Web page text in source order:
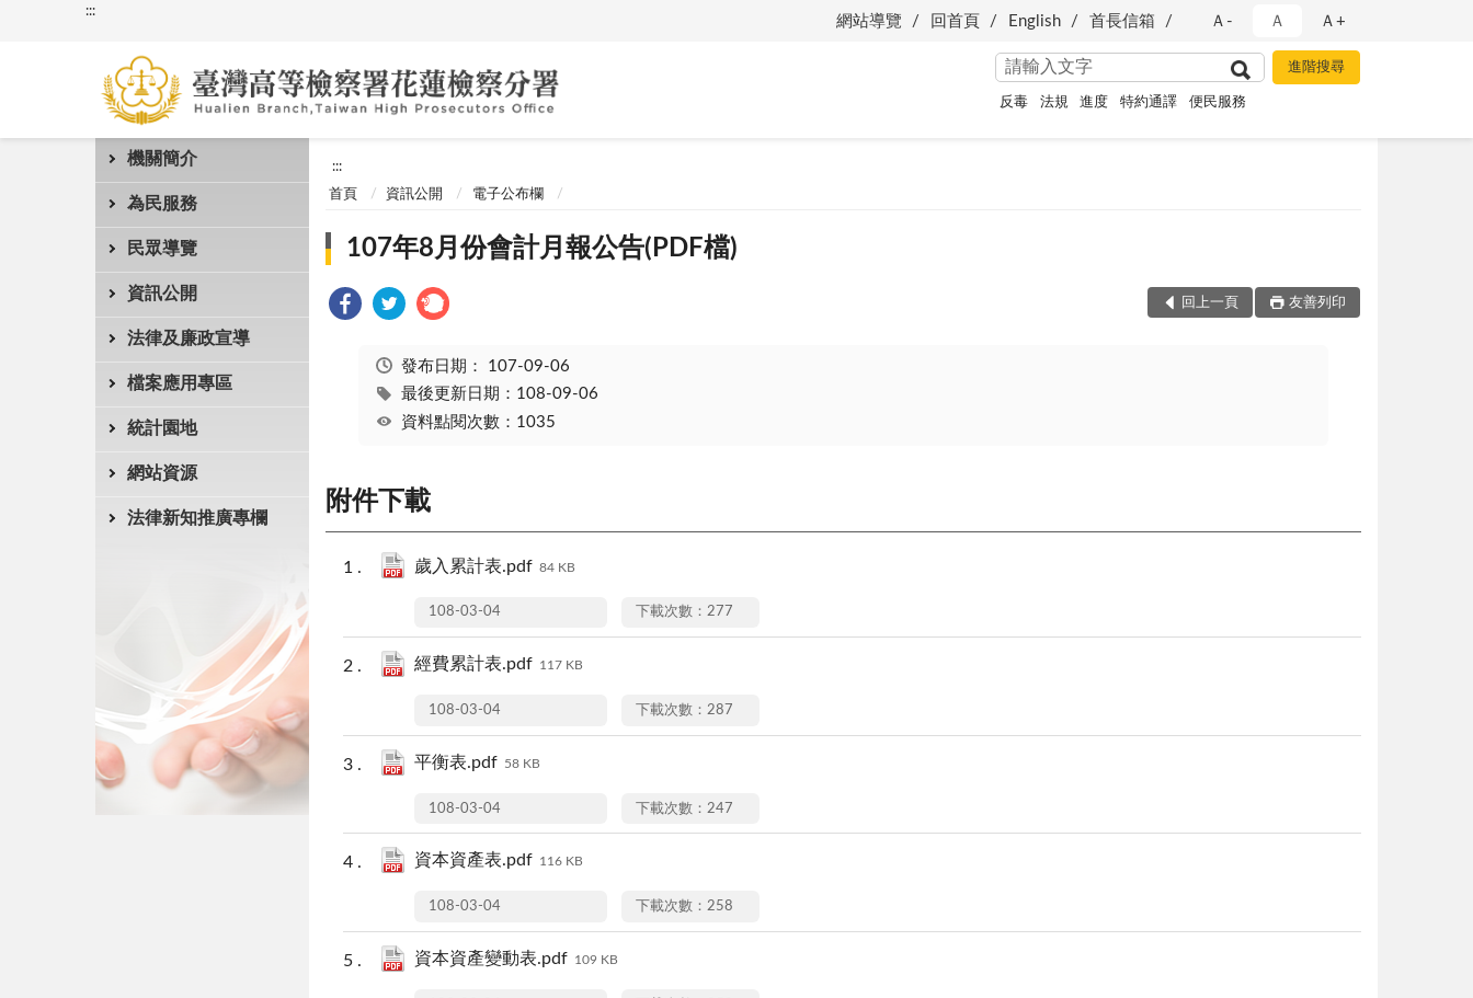
:::
網站導覽 回首頁 English 首長信箱 Ａ- Ａ Ａ+
反毒 法規 進度 特約通譯 便民服務
機關簡介
為民服務
民眾導覽
資訊公開
法律及廉政宣導
檔案應用專區
統計園地
網站資源
法律新知推廣專欄
:::
首頁 資訊公開 電子公布欄
107年8月份會計月報公告(PDF檔)
回上一頁 友善列印
發布日期： 107-09-06
最後更新日期：108-09-06
資料點閱次數：1035
附件下載
歲入累計表.pdf 84 KB
108-03-04 下載次數：277
經費累計表.pdf 117 KB
108-03-04 下載次數：287
平衡表.pdf 58 KB
108-03-04 下載次數：247
資本資產表.pdf 116 KB
108-03-04 下載次數：258
資本資產變動表.pdf 109 KB